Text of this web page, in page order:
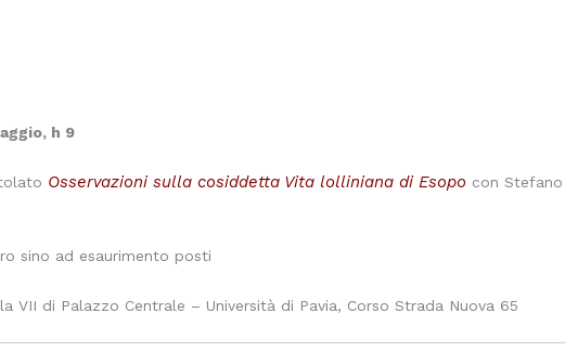
h 9
Osservazioni sulla cosiddetta Vita lolliniana di Esopo con Stefano
sino ad esaurimento posti
VII di Palazzo Centrale – Università di Pavia, Corso Strada Nuova 65